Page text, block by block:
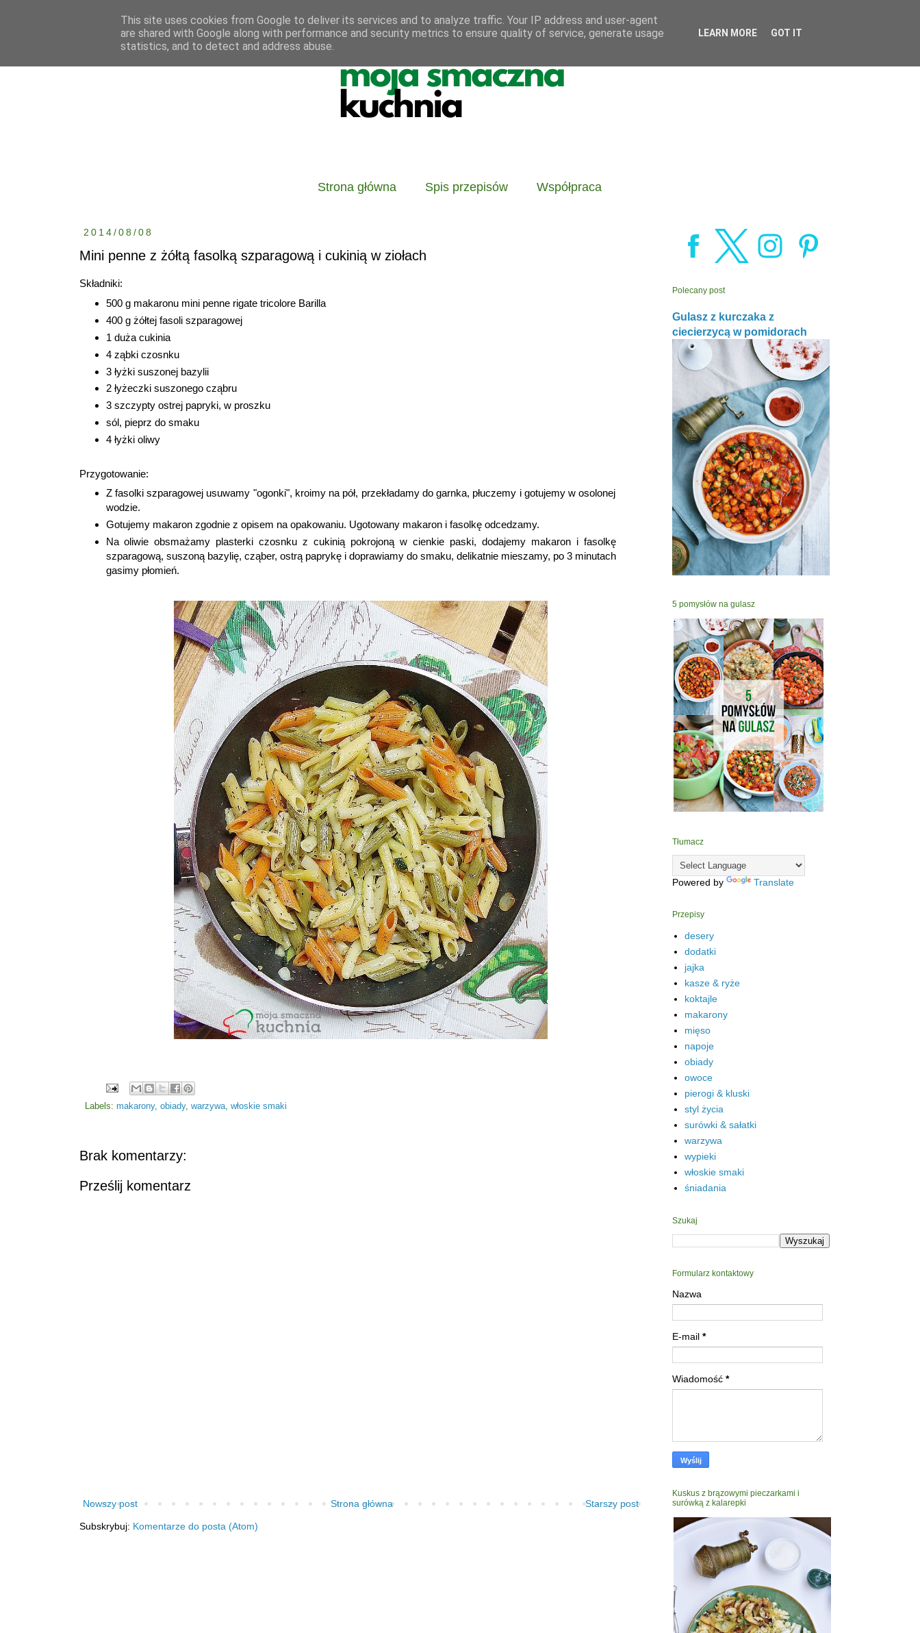
Strona główna Spis przepisów Współpraca
2014/08/08
Mini penne z żółtą fasolką szparagową i cukinią w ziołach
Składniki:
500 g makaronu mini penne rigate tricolore Barilla
400 g żółtej fasoli szparagowej
1 duża cukinia
4 ząbki czosnku
3 łyżki suszonej bazylii
2 łyżeczki suszonego cząbru
3 szczypty ostrej papryki, w proszku
sól, pieprz do smaku
4 łyżki oliwy
Przygotowanie:
Z fasolki szparagowej usuwamy "ogonki", kroimy na pół, przekładamy do garnka, płuczemy i gotujemy w osolonej
wodzie.
Gotujemy makaron zgodnie z opisem na opakowaniu. Ugotowany makaron i fasolkę odcedzamy.
Na oliwie obsmażamy plasterki czosnku z cukinią pokrojoną w cienkie paski, dodajemy makaron i fasolkę
szparagową, suszoną bazylię, cząber, ostrą paprykę i doprawiamy do smaku, delikatnie mieszamy, po 3 minutach
gasimy płomień.
Labels: makarony, obiady, warzywa, włoskie smaki
Brak komentarzy:
Prześlij komentarz
Nowszy post Starszy post
Strona główna
Subskrybuj: Komentarze do posta (Atom)
Polecany post
Gulasz z kurczaka z
ciecierzycą w pomidorach
5 pomysłów na gulasz
Tłumacz
Powered by Translate
Przepisy
desery
dodatki
jajka
kasze & ryże
koktajle
makarony
mięso
napoje
obiady
owoce
pierogi & kluski
styl życia
surówki & sałatki
warzywa
wypieki
włoskie smaki
śniadania
Szukaj
Formularz kontaktowy
Nazwa
E-mail *
Wiadomość *
Kuskus z brązowymi pieczarkami i
surówką z kalarepki
This site uses cookies from Google to deliver its services and to analyze traffic. Your IP address and user-agent
are shared with Google along with performance and security metrics to ensure quality of service, generate usage
statistics, and to detect and address abuse.
LEARN MORE GOT IT